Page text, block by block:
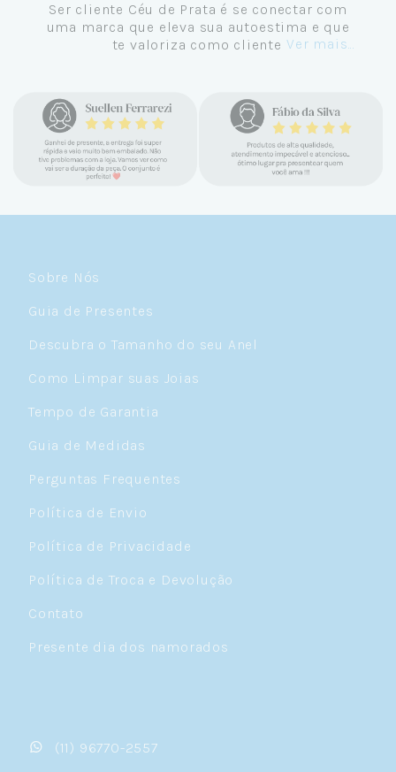
Ser cliente Céu de Prata é se conectar com
uma marca que eleva sua autoestima e que
te valoriza como cliente. Ver mais...
Sobre Nós
Guia de Presentes
Descubra o Tamanho do seu Anel
Como Limpar suas Joias
Tempo de Garantia
Guia de Medidas
Perguntas Frequentes
Política de Envio
Política de Privacidade
Política de Troca e Devolução
Contato
Presente dia dos namorados
(11) 96770-2557